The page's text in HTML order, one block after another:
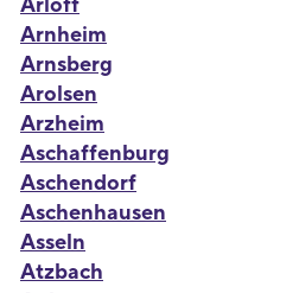
Arnheim
Arnsberg
Arolsen
Arzheim
Aschaffenburg
Aschendorf
Aschenhausen
Asseln
Atzbach